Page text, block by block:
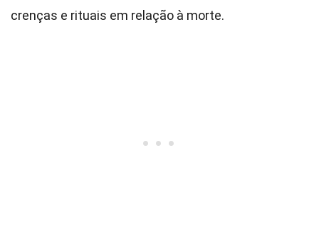
crenças e rituais em relação à morte.